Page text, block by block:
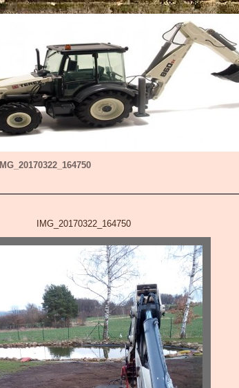
IMG_20170322_164750
IMG_20170322_164750